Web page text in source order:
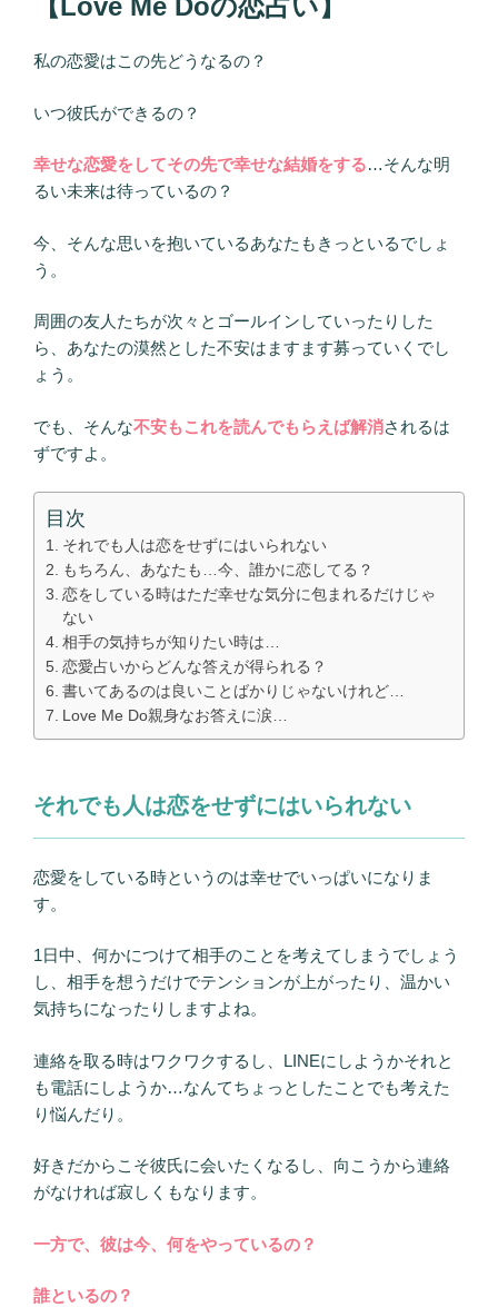
【Love Me Doの恋占い】
私の恋愛はこの先どうなるの？
いつ彼氏ができるの？
幸せな恋愛をしてその先で幸せな結婚をする…そんな明
るい未来は待っているの？
今、そんな思いを抱いているあなたもきっといるでしょ
う。
周囲の友人たちが次々とゴールインしていったりした
ら、あなたの漠然とした不安はますます募っていくでし
ょう。
でも、そんな不安もこれを読んでもらえば解消されるは
ずですよ。
目次
それでも人は恋をせずにはいられない
もちろん、あなたも…今、誰かに恋してる？
恋をしている時はただ幸せな気分に包まれるだけじゃ
ない
相手の気持ちが知りたい時は…
恋愛占いからどんな答えが得られる？
書いてあるのは良いことばかりじゃないけれど…
Love Me Do親身なお答えに涙…
それでも人は恋をせずにはいられない
恋愛をしている時というのは幸せでいっぱいになりま
す。
1日中、何かにつけて相手のことを考えてしまうでしょう
し、相手を想うだけでテンションが上がったり、温かい
気持ちになったりしますよね。
連絡を取る時はワクワクするし、LINEにしようかそれと
も電話にしようか…なんてちょっとしたことでも考えた
り悩んだり。
好きだからこそ彼氏に会いたくなるし、向こうから連絡
がなければ寂しくもなります。
一方で、彼は今、何をやっているの？
誰といるの？